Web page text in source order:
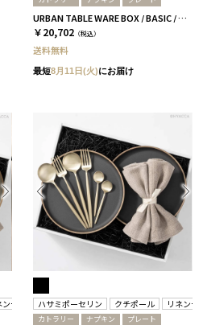
URBAN TABLE WARE BOX / BASIC / ホワイト＆ホワイトシルバー
￥20,702 （税込）
送料無料
最短8月11日(火)にお届け
ンテイルズハサミポーセリン クチポール リネンテ
カトラリー ナプキン プレート